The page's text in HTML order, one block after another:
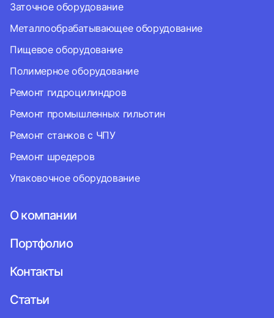
Заточное оборудование
Металлообрабатывающее оборудование
Пищевое оборудование
Полимерное оборудование
Ремонт гидроцилиндров
Ремонт промышленных гильотин
Ремонт станков с ЧПУ
Ремонт шредеров
Упаковочное оборудование
О компании
Портфолио
Контакты
Статьи